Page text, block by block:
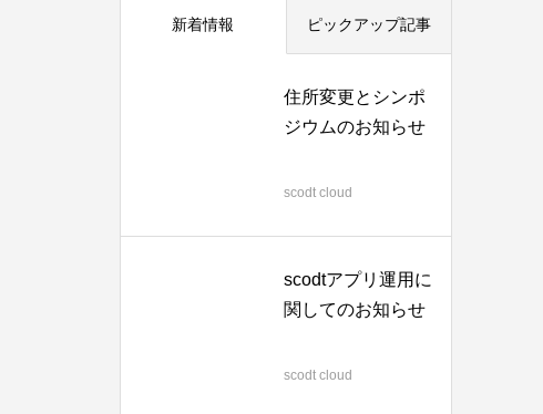
新着情報 ピックアップ記事
住所変更とシンポ
ジウムのお知らせ
scodt cloud
scodtアプリ運用に
関してのお知らせ
scodt cloud